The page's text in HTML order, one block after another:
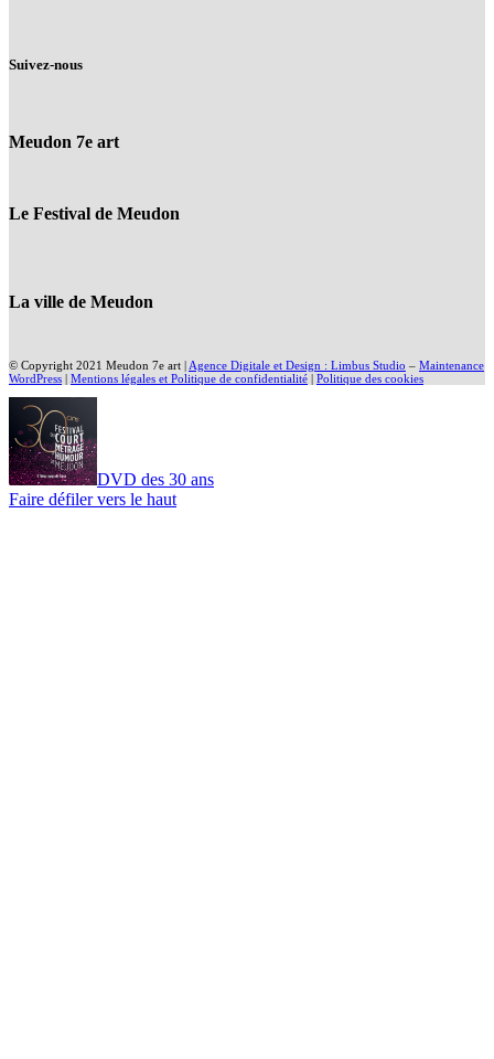
Suivez-nous
Meudon 7e art
Le Festival de Meudon
La ville de Meudon
© Copyright 2021 Meudon 7e art | Agence Digitale et Design : Limbus Studio – Maintenance
WordPress
Mentions légales et Politique de confidentialité Politique des cookies
DVD des 30 ans
Faire défiler vers le haut